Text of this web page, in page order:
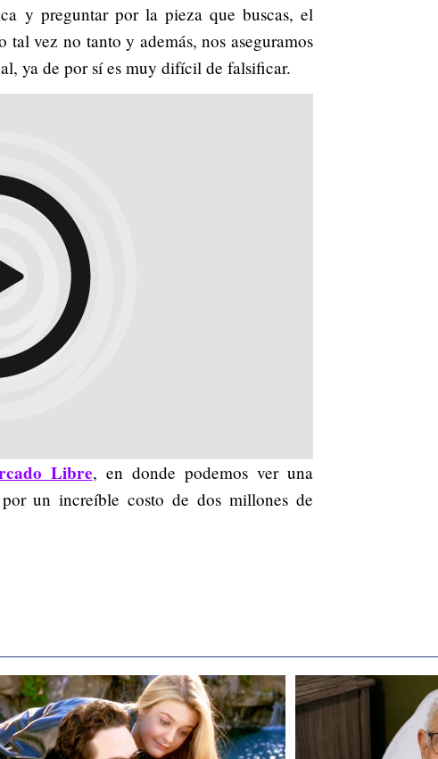
y preguntar por la pieza que buscas, el
vez no tanto y además, nos aseguramos
ya de por sí es muy difícil de falsificar.
Libre, en donde podemos ver una
un increíble costo de dos millones de